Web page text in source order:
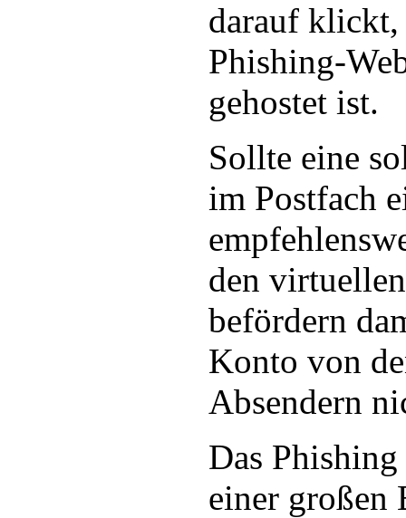
darauf klickt,
Phishing-
gehostet ist.
Sollte eine
im Postfach
den
befördern
Konto von
Absendern
Das
einer großen